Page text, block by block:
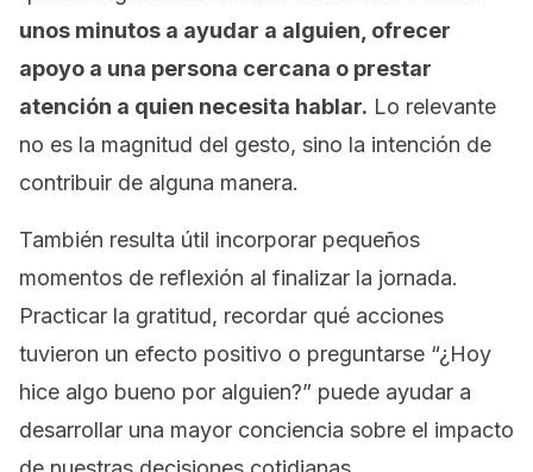
unos minutos a ayudar a alguien, ofrecer
apoyo a una persona cercana o prestar
atención a quien necesita hablar. Lo relevante
no es la magnitud del gesto, sino la intención de
contribuir de alguna manera.
También resulta útil incorporar pequeños
momentos de reflexión al finalizar la jornada.
Practicar la gratitud, recordar qué acciones
tuvieron un efecto positivo o preguntarse “¿Hoy
hice algo bueno por alguien?” puede ayudar a
desarrollar una mayor conciencia sobre el impacto